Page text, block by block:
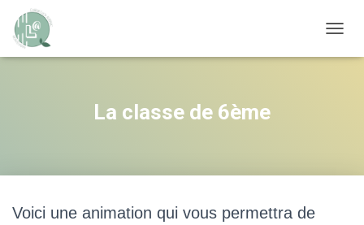
La classe de 6ème
Voici une animation qui vous permettra de